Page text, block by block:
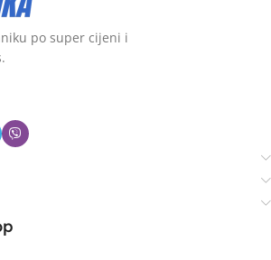
po super cijeni i